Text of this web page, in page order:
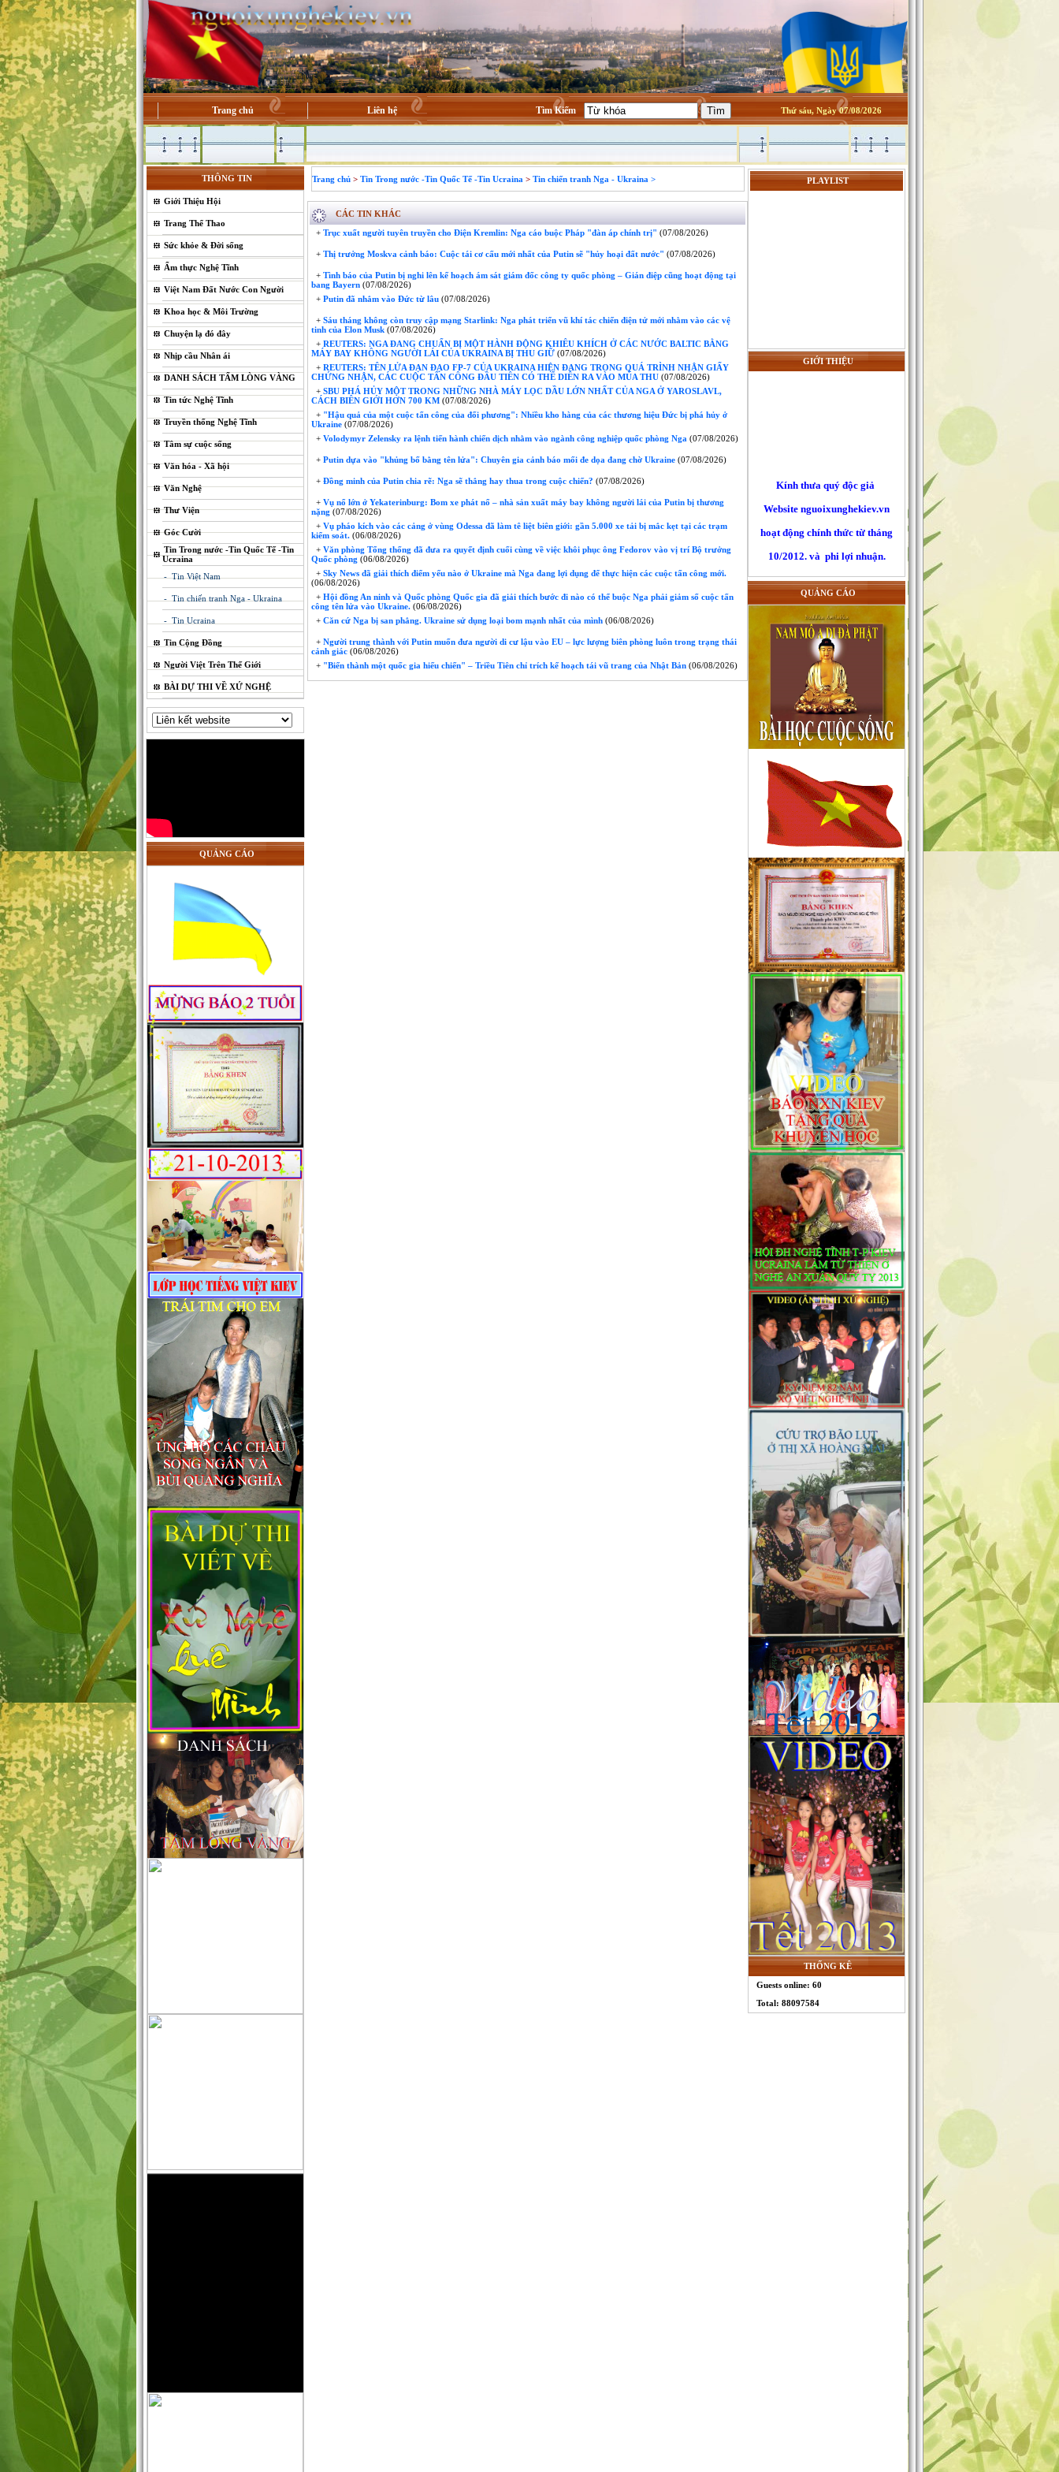
Trang chủ Liên hệ Tìm Kiếm Thứ sáu, Ngày 07/08/2026
THÔNG TIN
Giới Thiệu Hội
Trang Thể Thao
Sức khỏe & Đời sống
Ẩm thực Nghệ Tĩnh
Việt Nam Đất Nước Con Người
Khoa học & Môi Trường
Chuyện lạ đó đây
Nhịp cầu Nhân ái
DANH SÁCH TẤM LÒNG VÀNG
Tin tức Nghệ Tĩnh
Truyền thống Nghệ Tĩnh
Tâm sự cuộc sống
Văn hóa - Xã hội
Văn Nghệ
Thư Viện
Góc Cười
Tin Trong nước -Tin Quốc Tế -Tin
Ucraina
- Tin Việt Nam
- Tin chiến tranh Nga - Ukraina
- Tin Ucraina
Tin Cộng Đồng
Người Việt Trên Thế Giới
BÀI DỰ THI VỀ XỨ NGHỆ
QUẢNG CÁO
Trang chủ > Tin Trong nước -Tin Quốc Tế -Tin Ucraina > Tin chiến tranh Nga - Ukraina >
CÁC TIN KHÁC
+ Trục xuất người tuyên truyền cho Điện Kremlin: Nga cáo buộc Pháp "đàn áp chính trị" (07/08/2026)
+ Thị trưởng Moskva cảnh báo: Cuộc tái cơ cấu mới nhất của Putin sẽ "hủy hoại đất nước" (07/08/2026)
+ Tình báo của Putin bị nghi lên kế hoạch ám sát giám đốc công ty quốc phòng – Gián điệp cũng hoạt động tại
bang Bayern (07/08/2026)
+ Putin đã nhắm vào Đức từ lâu (07/08/2026)
+ Sáu tháng không còn truy cập mạng Starlink: Nga phát triển vũ khí tác chiến điện tử mới nhằm vào các vệ
tinh của Elon Musk (07/08/2026)
+ REUTERS: NGA ĐANG CHUẨN BỊ MỘT HÀNH ĐỘNG KHIÊU KHÍCH Ở CÁC NƯỚC BALTIC BẰNG
MÁY BAY KHÔNG NGƯỜI LÁI CỦA UKRAINA BỊ THU GIỮ (07/08/2026)
+ REUTERS: TÊN LỬA ĐẠN ĐẠO FP-7 CỦA UKRAINA HIỆN ĐANG TRONG QUÁ TRÌNH NHẬN GIẤY
CHỨNG NHẬN, CÁC CUỘC TẤN CÔNG ĐẦU TIÊN CÓ THỂ DIỄN RA VÀO MÙA THU (07/08/2026)
+ SBU PHÁ HỦY MỘT TRONG NHỮNG NHÀ MÁY LỌC DẦU LỚN NHẤT CỦA NGA Ở YAROSLAVL,
CÁCH BIÊN GIỚI HƠN 700 KM (07/08/2026)
+ "Hậu quả của một cuộc tấn công của đối phương": Nhiều kho hàng của các thương hiệu Đức bị phá hủy ở
Ukraine (07/08/2026)
+ Volodymyr Zelensky ra lệnh tiến hành chiến dịch nhằm vào ngành công nghiệp quốc phòng Nga (07/08/2026)
+ Putin dựa vào "khủng bố bằng tên lửa": Chuyên gia cảnh báo mối đe dọa đang chờ Ukraine (07/08/2026)
+ Đồng minh của Putin chia rẽ: Nga sẽ thắng hay thua trong cuộc chiến? (07/08/2026)
+ Vụ nổ lớn ở Yekaterinburg: Bom xe phát nổ – nhà sản xuất máy bay không người lái của Putin bị thương
nặng (07/08/2026)
+ Vụ pháo kích vào các cảng ở vùng Odessa đã làm tê liệt biên giới: gần 5.000 xe tải bị mắc kẹt tại các trạm
kiểm soát. (06/08/2026)
+ Văn phòng Tổng thống đã đưa ra quyết định cuối cùng về việc khôi phục ông Fedorov vào vị trí Bộ trưởng
Quốc phòng (06/08/2026)
+ Sky News đã giải thích điểm yếu nào ở Ukraine mà Nga đang lợi dụng để thực hiện các cuộc tấn công mới.
(06/08/2026)
+ Hội đồng An ninh và Quốc phòng Quốc gia đã giải thích bước đi nào có thể buộc Nga phải giảm số cuộc tấn
công tên lửa vào Ukraine. (06/08/2026)
+ Căn cứ Nga bị san phẳng. Ukraine sử dụng loại bom mạnh nhất của mình (06/08/2026)
+ Người trung thành với Putin muốn đưa người di cư lậu vào EU – lực lượng biên phòng luôn trong trạng thái
cảnh giác (06/08/2026)
+ "Biến thành một quốc gia hiếu chiến" – Triều Tiên chỉ trích kế hoạch tái vũ trang của Nhật Bản (06/08/2026)
PLAYLIST
GIỚI THIỆU
Website nguoixunghekiev.vn
hoạt động chính thức từ tháng
10/2012. và phi lợi nhuận.
Trang tin đăng tải tin tức
của cộng đồng người Việt tại
Kiev
và toàn Ucraina, đồng thời lấy
tin
từ các trang báo mạng khác trên
nguyên tắc trích dẫn nguyên bản
đường nguồn chính. Là những
người làm báo không chuyên nên
chắc chắn sẽ gặp sai sót không
mong muốn, chúng tôi sẽ tiếp thu
chân thành những góp ý xây
dựng
của quý độc giả để cho trang tin
gửi
về mục liên hệ trên mặt báo .
QUẢNG CÁO
THỐNG KÊ
Guests online: 60
Total: 88097584